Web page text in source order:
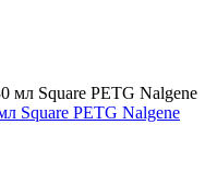
Square PETG Nalgene